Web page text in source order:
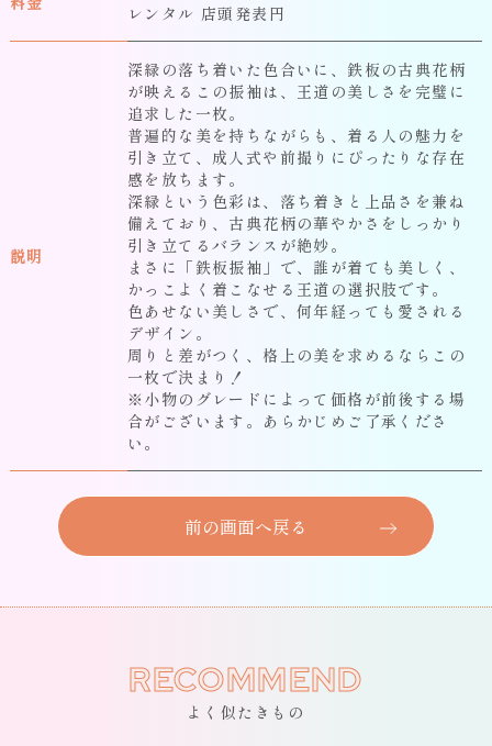
レンタル 店頭発表円
説明
深緑の落ち着いた色合いに、鉄板の古典花柄
が映えるこの振袖は、王道の美しさを完璧に
追求した一枚。
普遍的な美を持ちながらも、着る人の魅力を
引き立て、成人式や前撮りにぴったりな存在
感を放ちます。
深緑という色彩は、落ち着きと上品さを兼ね
備えており、古典花柄の華やかさをしっかり
引き立てるバランスが絶妙。
まさに「鉄板振袖」で、誰が着ても美しく、
かっこよく着こなせる王道の選択肢です。
色あせない美しさで、何年経っても愛される
デザイン。
周りと差がつく、格上の美を求めるならこの
一枚で決まり！
※小物のグレードによって価格が前後する場
合がございます。あらかじめご了承くださ
い。
前の画面へ戻る
RECOMMEND
よく似たきもの